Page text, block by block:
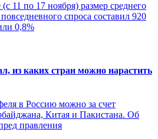
11 по 17 ноября) размер среднего
спроса составил 920
0,8%
из каких стран можно нарастить
в Россию можно за счет
Китая и Пакистана. Об
правления